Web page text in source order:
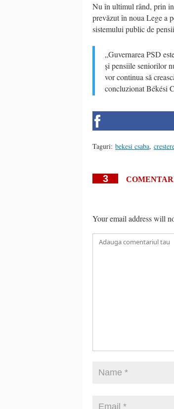
Nu în ultimul rând, prin
prevăzut în noua Lege a
sistemului public de
„Guvernarea PSD
și pensiile seniorilor
vor continua să
concluzionat Békési
Taguri: bekesi csaba,
3
Your email address will